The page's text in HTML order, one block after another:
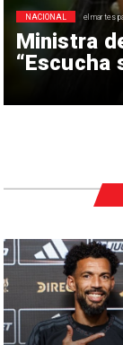
Ministra
“Escucha
NACIONAL el martes